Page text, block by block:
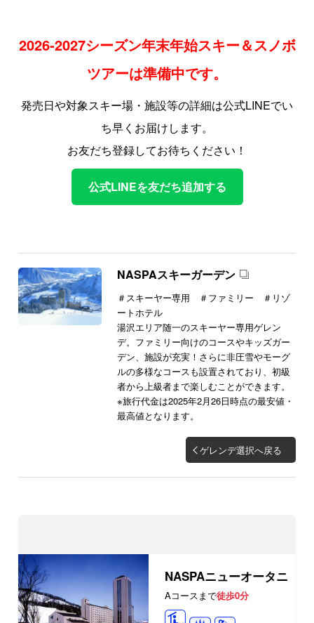
2026-2027シーズン年末年始スキー＆スノボ
ツアーは準備中です。
発売日や対象スキー場・施設等の詳細は公式LINEでい
ち早くお届けします。
お友だち登録してお待ちください！
公式LINEを友だち追加する
NASPAスキーガーデン
＃スキーヤー専用 ＃ファミリー ＃リゾ
ートホテル
湯沢エリア随一のスキーヤー専用ゲレン
デ。ファミリー向けのコースやキッズガー
デン、施設が充実！さらに非圧雪やモーグ
ルの多様なコースも設置されており、初級
者から上級者まで楽しむことができます。
※旅行代金は2025年2月26日時点の最安値・
最高値となります。
ゲレンデ選択へ戻る
NASPAニューオータニ
Aコースまで徒歩0分